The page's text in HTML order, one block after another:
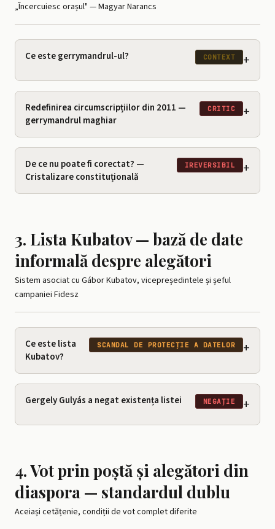
„Încercuiesc orașul" — Magyar Narancs
Ce este gerrymandrul-ul? CONTEXT +
Redefinirea circumscripțiilor din 2011 —
gerrymandrul maghiar
CRITIC +
De ce nu poate fi corectat? —
Cristalizare constituțională
IREVERSIBIL +
3. Lista Kubatov — bază de date
informală despre alegători
Sistem asociat cu Gábor Kubatov, vicepreședintele și șeful
campaniei Fidesz
Ce este lista
Kubatov?
SCANDAL DE PROTECȚIE A DATELOR +
Gergely Gulyás a negat existența listei NEGAȚIE +
4. Vot prin poștă și alegători din
diaspora — standardul dublu
Aceiași cetățenie, condiții de vot complet diferite